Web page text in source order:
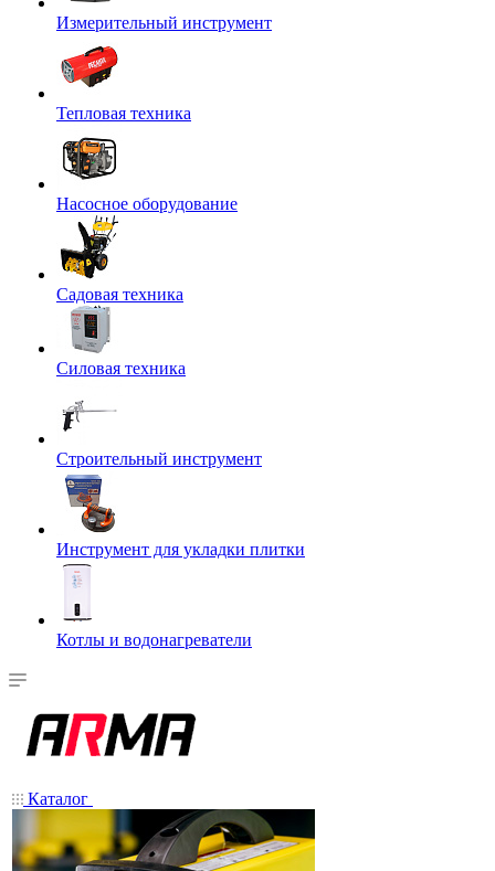
Измерительный инструмент
Тепловая техника
Насосное оборудование
Садовая техника
Силовая техника
Строительный инструмент
Инструмент для укладки плитки
Котлы и водонагреватели
Каталог